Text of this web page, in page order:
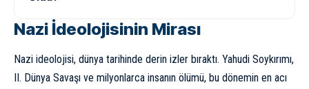
Nazi İdeolojisinin Mirası
Nazi ideolojisi, dünya tarihinde derin izler bıraktı. Yahudi Soykırımı,
II. Dünya Savaşı ve milyonlarca insanın ölümü, bu dönemin en acı